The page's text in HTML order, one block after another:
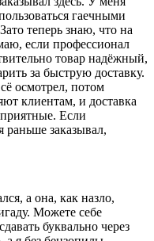
гаечными
теперь знаю, что на
если профессионал
товар надёжный,
за быструю доставку.
осмотрел, потом
клиентам, и доставка
Если
раньше заказывал,
а она, как назло,
Можете себе
буквально через